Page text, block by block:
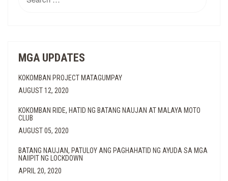
for:
MGA UPDATES
KOKOMBAN PROJECT MATAGUMPAY
AUGUST 12, 2020
KOKOMBAN RIDE, HATID NG BATANG NAUJAN AT MALAYA MOTO
CLUB
AUGUST 05, 2020
BATANG NAUJAN, PATULOY ANG PAGHAHATID NG AYUDA SA MGA
NAIIPIT NG LOCKDOWN
APRIL 20, 2020